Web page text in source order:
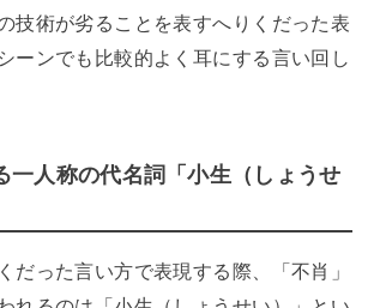
技術が劣ることを表すへりくだった表
ーンでも比較的よく耳にする言い回し
一人称の代名詞「小生（しょうせ
だった言い方で表現する際、「不肖」